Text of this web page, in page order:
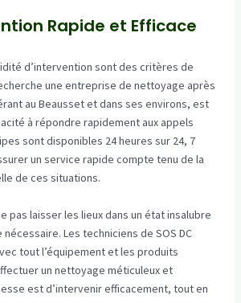
Rapide et Efficace
d’intervention sont des critères de
une entreprise de nettoyage après
au Beausset et dans ses environs, est
à répondre rapidement aux appels
sont disponibles 24 heures sur 24, 7
un service rapide compte tenu de la
de ces situations.
pas laisser les lieux dans un état insalubre
Les techniciens de SOS DC
tout l’équipement et les produits
un nettoyage méticuleux et
est d’intervenir efficacement, tout en